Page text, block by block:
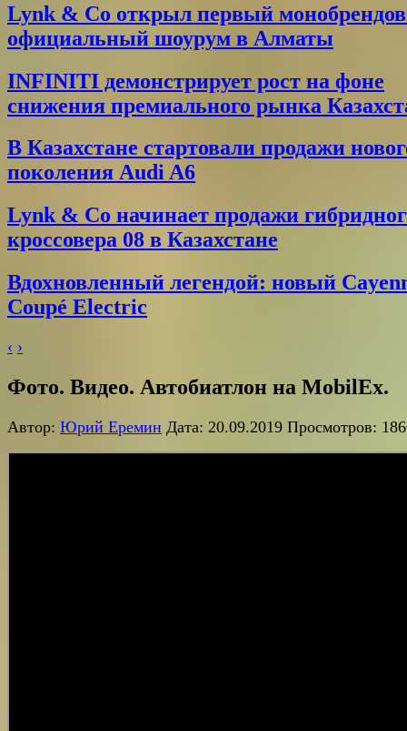
Lynk & Co открыл первый
официальный шоурум в Алматы
INFINITI демонстрирует рост на фоне
снижения премиального рынка
В Казахстане стартовали продажи
поколения Audi A6
Lynk & Co начинает продажи
кроссовера 08 в Казахстане
Вдохновленный легендой: новый
Coupé Electric
‹ ›
Фото. Видео. Автобиатлон на MobilEx.
Автор: Юрий Еремин Дата: 20.09.2019 Просмотров: